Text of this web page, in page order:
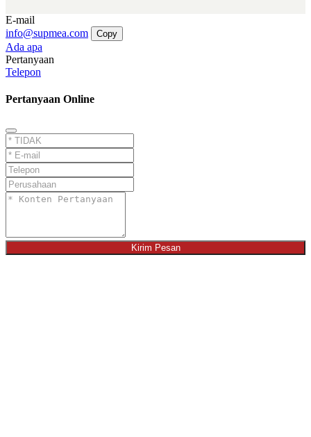
E-mail
info@supmea.com
Copy
Ada apa
Pertanyaan
Telepon
Pertanyaan Online
Kirim Pesan